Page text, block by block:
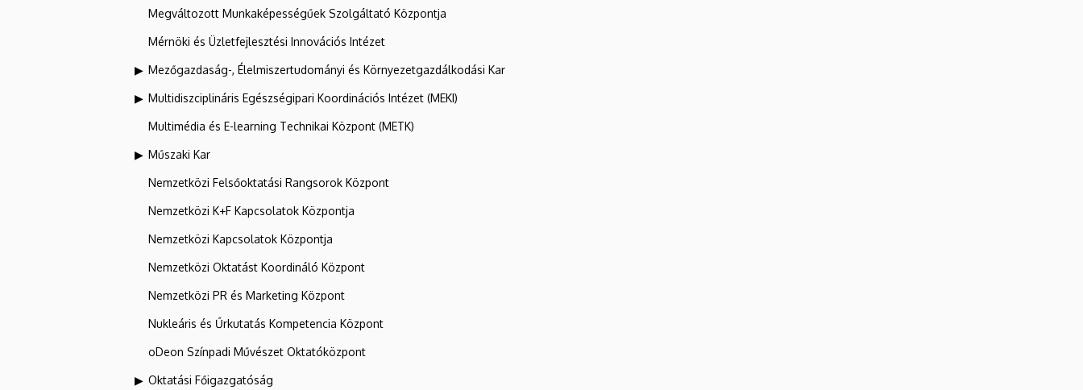
Megváltozott Munkaképességűek Szolgáltató Központja
Mérnöki és Üzletfejlesztési Innovációs Intézet
Mezőgazdaság-, Élelmiszertudományi és Környezetgazdálkodási Kar
Multidiszciplináris Egészségipari Koordinációs Intézet (MEKI)
Multimédia és E-learning Technikai Központ (METK)
Műszaki Kar
Nemzetközi Felsőoktatási Rangsorok Központ
Nemzetközi K+F Kapcsolatok Központja
Nemzetközi Kapcsolatok Központja
Nemzetközi Oktatást Koordináló Központ
Nemzetközi PR és Marketing Központ
Nukleáris és Űrkutatás Kompetencia Központ
oDeon Színpadi Művészet Oktatóközpont
Oktatási Főigazgatóság